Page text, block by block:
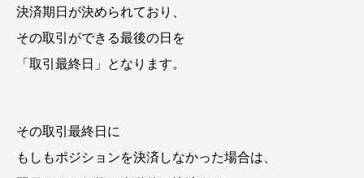
決済期日が決められており、
その取引ができる最後の日を
「取引最終日」となります。
その取引最終日に
もしもポジションを決済しなかった場合は、